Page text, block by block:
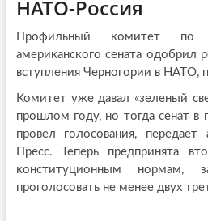
НАТО-Россия
Профильный комитет по
американского сената
вступления Черногории в НАТО,
Комитет уже давал «зеленый
прошлом году, но тогда сенат в
провел голосования, передает
Пресс. Теперь предпринята
конституционным нормам,
проголосовать не менее двух